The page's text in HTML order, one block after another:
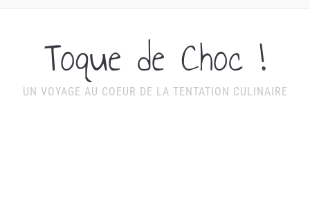
Toque de Choc !
UN VOYAGE AU COEUR DE LA TENTATION CULINAIRE